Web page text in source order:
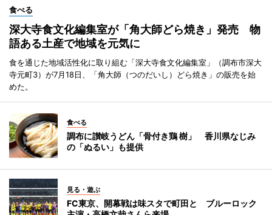
食べる
深大寺食文化編集室が「角大師どら焼き」発売 物
語ある土産で地域を元気に
食を通じた地域活性化に取り組む「深大寺食文化編集室」（調布市深大
寺元町3）が7月18日、「角大師（つのだいし）どら焼き」の販売を始
めた。
食べる
調布に讃岐うどん「骨付き鶏 樹」 香川県なじみ
の「ぬるい」も提供
見る・遊ぶ
FC東京、開幕戦は味スタで町田と ブルーロック